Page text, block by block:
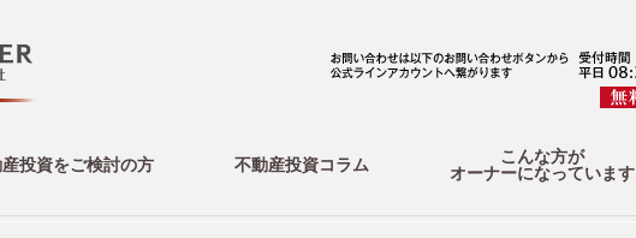
投資をご検討の方 不動産投資コラム
こんな方が
オーナーになっています